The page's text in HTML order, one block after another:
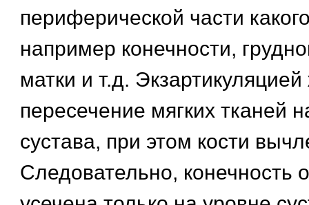
периферической части
например конечности,
матки и т.д.
пересечение мягких тканей
сустава, при этом кости
Следовательно, конечность